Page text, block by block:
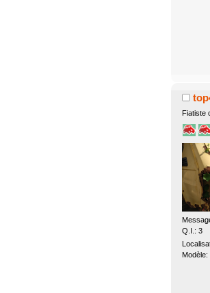
Fiatiste
Q.I.: 3